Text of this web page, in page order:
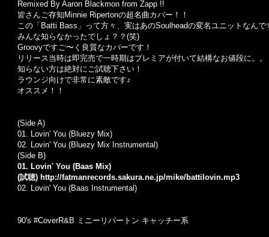
Remixed By Aaron Blackmon from Zapp !!
皆さんご存知Minnie Ripertonの超名曲カバー！！
この「Batti Bass」って方々、実はあのSoulheadの変名ユニットなんで
みんな知らなかったでしょ？？(笑)
Groovyですご〜く良質なカバーです！
リリース当時は即完売で一時期はプレミアが付いて結構なお値段に。。
知らない方は絶対にご試聴下さい！
ラウンジ向けで非常に素敵です♪
オススメ！！
(Side A)
01. Lovin' You (Bluezy Mix)
02. Lovin' You (Bluezy Mix Instrumental)
(Side B)
01. Lovin' You (Baas Mix)
(試聴) http://fatmanrecords.sakura.ne.jp/mike/battilovin.mp3
02. Lovin' You (Baas Instrumental)
90's #CoverR&B ミニーリパートン キャッチー系